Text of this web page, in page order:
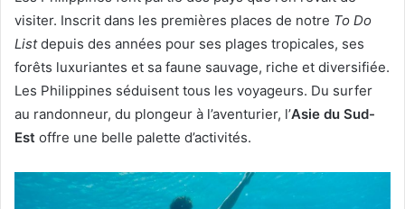
visiter. Inscrit dans les premières places de notre To Do
Listdepuis des années pour ses plages tropicales, ses
forêts luxuriantes et sa faune sauvage, riche et diversifiée.
Les Philippines séduisent tous les voyageurs. Du surfer
au randonneur, du plongeur à l’aventurier, l’Asie du Sud-
Est offre une belle palette d’activités.